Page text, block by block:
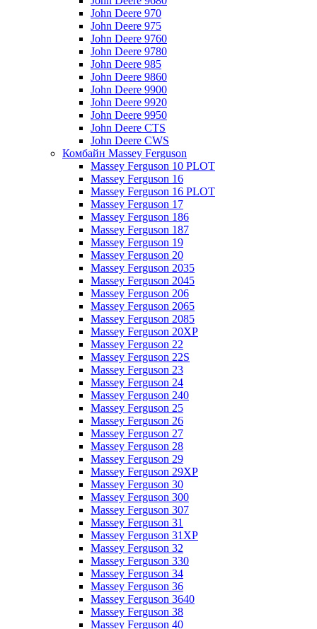
John Deere 970
John Deere 975
John Deere 9760
John Deere 9780
John Deere 985
John Deere 9860
John Deere 9900
John Deere 9920
John Deere 9950
John Deere CTS
John Deere CWS
Комбайн Massey Ferguson
Massey Ferguson 10 PLOT
Massey Ferguson 16
Massey Ferguson 16 PLOT
Massey Ferguson 17
Massey Ferguson 186
Massey Ferguson 187
Massey Ferguson 19
Massey Ferguson 20
Massey Ferguson 2035
Massey Ferguson 2045
Massey Ferguson 206
Massey Ferguson 2065
Massey Ferguson 2085
Massey Ferguson 20XP
Massey Ferguson 22
Massey Ferguson 22S
Massey Ferguson 23
Massey Ferguson 24
Massey Ferguson 240
Massey Ferguson 25
Massey Ferguson 26
Massey Ferguson 27
Massey Ferguson 28
Massey Ferguson 29
Massey Ferguson 29XP
Massey Ferguson 30
Massey Ferguson 300
Massey Ferguson 307
Massey Ferguson 31
Massey Ferguson 31XP
Massey Ferguson 32
Massey Ferguson 330
Massey Ferguson 34
Massey Ferguson 36
Massey Ferguson 3640
Massey Ferguson 38
Massey Ferguson 40